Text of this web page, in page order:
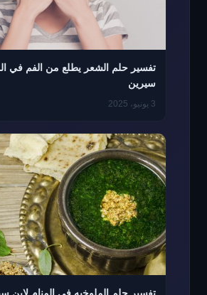
تفسير حلم الشعر يطلع من الفم في
سيرين
3 يونيو، 2025